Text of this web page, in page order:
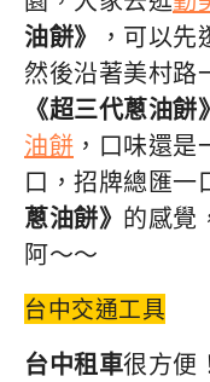
油餅》
，可以
然後沿著美村路
《超三代蔥油餅》
油餅 ，口味還
口，招牌總匯一
蔥油餅》 的感覺
阿～～
台中交通工具
台中租車很方便